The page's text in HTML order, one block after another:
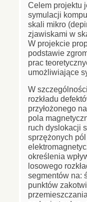
Celem projektu
symulacji
skali mikro
zjawiskami w
W projekcie
podstawie
prac
umożliwiające
W
rozkładu
przyłożonego
pola
ruch dyslokacji
sprzężonych
określenia
losowego
segmentów na:
punktów